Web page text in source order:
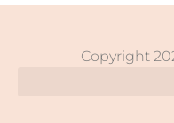
Copyright